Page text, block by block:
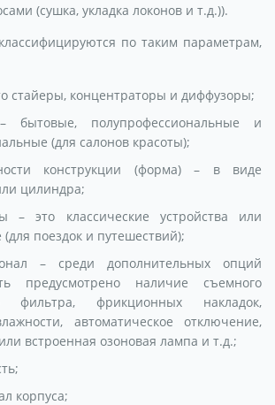
(сушка, укладка локонов и т.д.)).
по таким параметрам,
стайеры, концентраторы и диффузоры;
бытовые, полупрофессиональные и
(для салонов красоты);
конструкции (форма) – в виде
цилиндра;
– это классические устройства или
поездок и путешествий);
– среди дополнительных опций
предусмотрено наличие съемного
фильтра, фрикционных накладок,
автоматическое отключение,
встроенная озоновая лампа и т.д.;
корпуса;